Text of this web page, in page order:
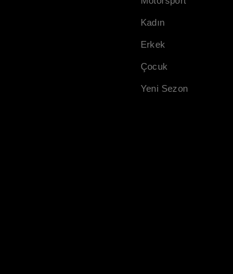
Kadın
Erkek
Çocuk
Yeni Sezon